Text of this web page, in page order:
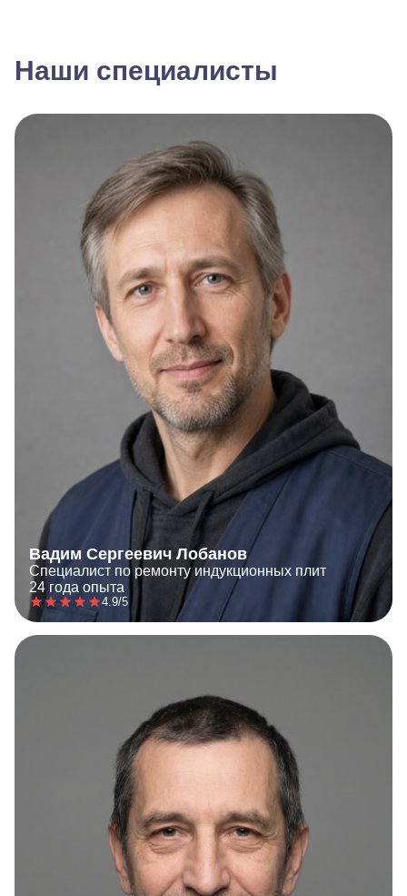
Наши специалисты
Вадим Сергеевич Лобанов
Специалист по ремонту индукционных плит
24 года опыта
4.9/5